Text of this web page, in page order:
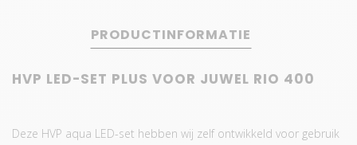
PRODUCTINFORMATIE
HVP LED-SET PLUS VOOR JUWEL RIO 400
Deze HVP aqua LED-set hebben wij zelf ontwikkeld voor gebruik